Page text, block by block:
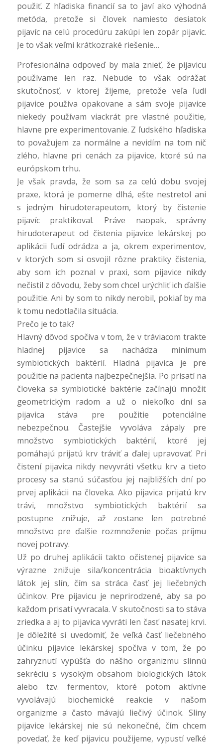
použiť. Z hľadiska financií sa to javí ako výhodná
metóda, pretože si človek namiesto desiatok
pijavíc na celú procedúru zakúpi len zopár pijavíc.
Je to však veľmi krátkozraké riešenie…
Profesionálna odpoveď by mala znieť, že pijavicu
používame len raz. Nebude to však odrážať
skutočnosť, v ktorej žijeme, pretože veľa ľudí
pijavice používa opakovane a sám svoje pijavice
niekedy používam viackrát pre vlastné použitie,
hlavne pre experimentovanie. Z ľudského hľadiska
to považujem za normálne a nevidím na tom nič
zlého, hlavne pri cenách za pijavice, ktoré sú na
európskom trhu.
Je však pravda, že som sa za celú dobu svojej
praxe, ktorá je pomerne dlhá, ešte nestretol ani
s jedným hirudoterapeutom, ktorý by čistenie
pijavíc praktikoval. Práve naopak, správny
hirudoterapeut od čistenia pijavice lekárskej po
aplikácii ľudí odrádza a ja, okrem experimentov,
v ktorých som si osvojil rôzne praktiky čistenia,
aby som ich poznal v praxi, som pijavice nikdy
nečistil z dôvodu, žeby som chcel urýchliť ich ďalšie
použitie. Ani by som to nikdy nerobil, pokiaľ by ma
k tomu nedotlačila situácia.
Prečo je to tak?
Hlavný dôvod spočíva v tom, že v tráviacom trakte
hladnej pijavice sa nachádza minimum
symbiotických baktérií. Hladná pijavica je pre
použitie na pacienta najbezpečnejšia. Po prisatí na
človeka sa symbiotické baktérie začínajú množiť
geometrickým radom a už o niekoľko dní sa
pijavica stáva pre použitie potenciálne
nebezpečnou. Častejšie vyvoláva zápaly pre
množstvo symbiotických baktérií, ktoré jej
pomáhajú prijatú krv tráviť a ďalej upravovať. Pri
čistení pijavica nikdy nevyvráti všetku krv a tieto
procesy sa stanú súčasťou jej najbližších dní po
prvej aplikácii na človeka. Ako pijavica prijatú krv
trávi, množstvo symbiotických baktérií sa
postupne znižuje, až zostane len potrebné
množstvo pre ďalšie rozmnoženie počas príjmu
novej potravy.
Už po druhej aplikácii takto očistenej pijavice sa
výrazne znižuje sila/koncentrácia bioaktívnych
látok jej slín, čím sa stráca časť jej liečebných
účinkov. Pre pijavicu je neprirodzené, aby sa po
každom prisatí vyvracala. V skutočnosti sa to stáva
zriedka a aj to pijavica vyvráti len časť nasatej krvi.
Je dôležité si uvedomiť, že veľká časť liečebného
účinku pijavice lekárskej spočíva v tom, že po
zahryznutí vypúšťa do nášho organizmu slinnú
sekréciu s vysokým obsahom biologických látok
alebo tzv. fermentov, ktoré potom aktívne
vyvolávajú biochemické reakcie v našom
organizme a často mávajú liečivý účinok. Sliny
pijavice lekárskej nie sú nekonečné, čím chcem
povedať, že keď pijavicu použijeme, vypustí veľké